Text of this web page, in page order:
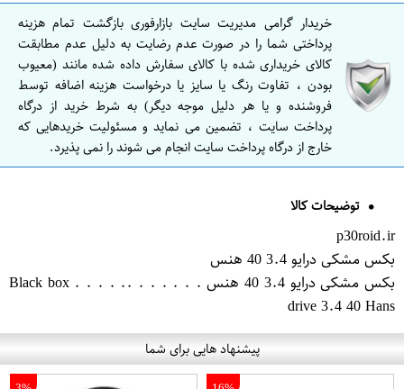
خریدار گرامی مدیریت سایت بازارفوری بازگشت تمام هزینه
پرداختی شما را در صورت عدم رضایت به دلیل عدم مطابقت
کالای خریداری شده با کالای سفارش داده شده مانند (معیوب
بودن ، تفاوت رنگ یا سایز یا درخواست هزینه اضافه توسط
فروشنده و یا هر دلیل موجه دیگر) به شرط خرید از درگاه
پرداخت سایت ، تضمین می نماید و مسئولیت خریدهایی که
خارج از درگاه پرداخت سایت انجام می شوند را نمی پذیرد.
توضیحات کالا
p30roid.ir
بکس مشکی درایو 3.4 40 هنس
بکس مشکی درایو 3.4 40 هنس . . . . . . .. . . . . Black box
drive 3.4 40 Hans
پیشنهاد هایی برای شما